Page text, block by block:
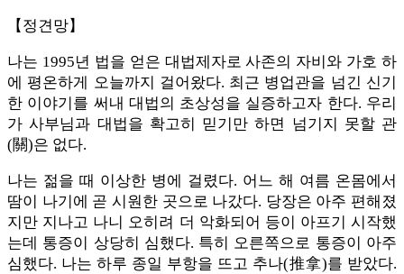
【정견망】
나는 1995년 법을 얻은 대법제자로 사존의 자비와 가호 하
에 평온하게 오늘까지 걸어왔다. 최근 병업관을 넘긴 신기
한 이야기를 써내 대법의 초상성을 실증하고자 한다. 우리
가 사부님과 대법을 확고히 믿기만 하면 넘기지 못할 관
(關)은 없다.
나는 젊을 때 이상한 병에 걸렸다. 어느 해 여름 온몸에서
땀이 나기에 곧 시원한 곳으로 나갔다. 당장은 아주 편해졌
지만 지나고 나니 오히려 더 악화되어 등이 아프기 시작했
는데 통증이 상당히 심했다. 특히 오른쪽으로 통증이 아주
심했다. 나는 하루 종일 부항을 뜨고 추나(推拿)를 받았다.